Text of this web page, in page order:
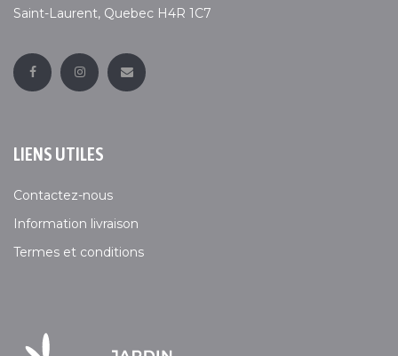
Saint-Laurent, Quebec H4R 1C7
LIENS UTILES
Contactez-nous
Information livraison
Termes et conditions